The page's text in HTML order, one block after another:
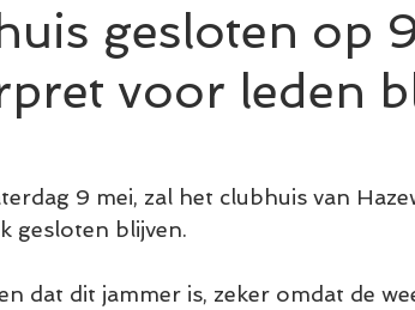
gesloten op
voor leden
9 mei, zal het clubhuis van
gesloten blijven.
dat dit jammer is, zeker omdat de